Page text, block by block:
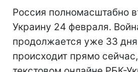
Россия полномасштабно
Украину 24 февраля.
продолжается уже 33
происходит прямо